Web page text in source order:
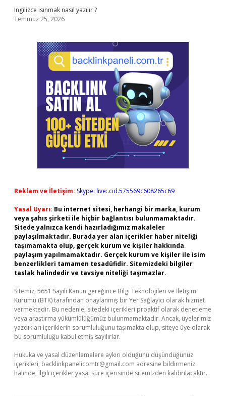
Ingilizce ısınmak nasıl yazılır ?
Temmuz 25, 2026
Reklam ve İletişim: Skype: live:.cid.575569c608265c69
Yasal Uyarı: Bu internet sitesi, herhangi bir marka, kurum
veya şahıs şirketi ile hiçbir bağlantısı bulunmamaktadır.
Sitede yalnızca kendi hazırladığımız makaleler
paylaşılmaktadır. Burada yer alan içerikler haber niteliği
taşımamakta olup, gerçek kurum ve kişiler hakkında
paylaşım yapılmamaktadır. Gerçek kurum ve kişiler ile isim
benzerlikleri tamamen tesadüfidir. Sitemizdeki bilgiler
taslak halindedir ve tavsiye niteliği taşımazlar.
Sitemiz, 5651 Sayılı Kanun gereğince Bilgi Teknolojileri ve İletişim
Kurumu (BTK) tarafından onaylanmış bir Yer Sağlayıcı olarak hizmet
vermektedir. Bu nedenle, sitedeki içerikleri proaktif olarak denetleme
veya araştırma yükümlülüğümüz bulunmamaktadır. Ancak, üyelerimiz
yazdıkları içeriklerin sorumluluğunu taşımakta olup, siteye üye olarak
bu sorumluluğu kabul etmiş sayılırlar.
Hukuka ve yasal düzenlemelere aykırı olduğunu düşündüğünüz
içerikleri, backlinkpanelicomtr@gmail.com adresine bildirmeniz
halinde, ilgili içerikler yasal süre içerisinde sitemizden kaldırılacaktır.